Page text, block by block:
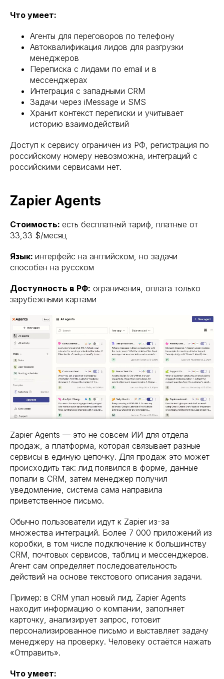
Что умеет:
Агенты для переговоров по телефону
Автоквалификация лидов для разгрузки
менеджеров
Переписка с лидами по email и в
мессенджерах
Интеграция с западными CRM
Задачи через iMessage и SMS
Хранит контекст переписки и учитывает
историю взаимодействий
Доступ к сервису ограничен из РФ, регистрация по
российскому номеру невозможна, интеграций с
российскими сервисами нет.
Zapier Agents
Стоимость: есть бесплатный тариф, платные от
33,33 $/месяц
Язык: интерфейс на английском, но задачи
способен на русском
Доступность в РФ: ограничения, оплата только
зарубежными картами
Zapier Agents — это не совсем ИИ для отдела
продаж, а платформа, которая связывает разные
сервисы в единую цепочку. Для продаж это может
происходить так: лид появился в форме, данные
попали в CRM, затем менеджер получил
уведомление, система сама направила
приветственное письмо.
Обычно пользователи идут к Zapier из-за
множества интеграций. Более 7 000 приложений из
коробки, в том числе подключение к большинству
CRM, почтовых сервисов, таблиц и мессенджеров.
Агент сам определяет последовательность
действий на основе текстового описания задачи.
Пример: в CRM упал новый лид. Zapier Agents
находит информацию о компании, заполняет
карточку, анализирует запрос, готовит
персонализированное письмо и выставляет задачу
менеджеру на проверку. Человеку остаётся нажать
«Отправить».
Что умеет: